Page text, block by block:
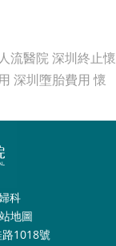
流醫院深圳終止懷
深圳墮胎費用 懷
科
地圖
1018號